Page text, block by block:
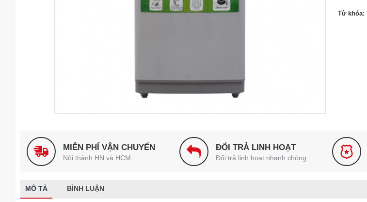
Từ khóa:
MIỄN PHÍ VẬN CHUYỂN
Nội thành HN và HCM
ĐỔI TRẢ LINH HOẠT
Đổi trả linh hoạt nhanh chóng
MÔ TẢ BÌNH LUẬN